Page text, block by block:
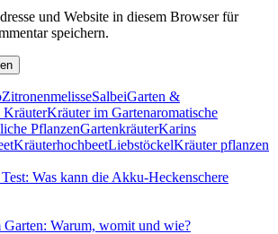
und Website in diesem Browser für
speichern.
ZitronenmelisseSalbeiGarten &
KräuterKräuter im Gartenaromatische
PflanzenGartenkräuterKarins
KräuterhochbeetLiebstöckelKräuter pflanzen
Was kann die Akku-Heckenschere
Warum, womit und wie?